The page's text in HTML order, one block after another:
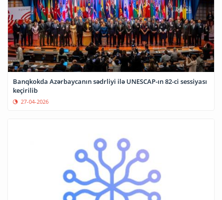
Banqkokda Azərbaycanın sədrliyi ilə UNESCAP-ın 82-ci sessiyası
keçirilib
27-04-2026